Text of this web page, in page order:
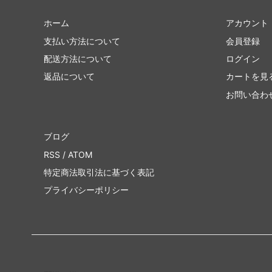
ホーム
支払い方法について
配送方法について
返品について
アカウント
会員登録
ログイン
カートを見
お問い合わ
ブログ
RSS / ATOM
特定商法取引法に基づく表記
プライバシーポリシー